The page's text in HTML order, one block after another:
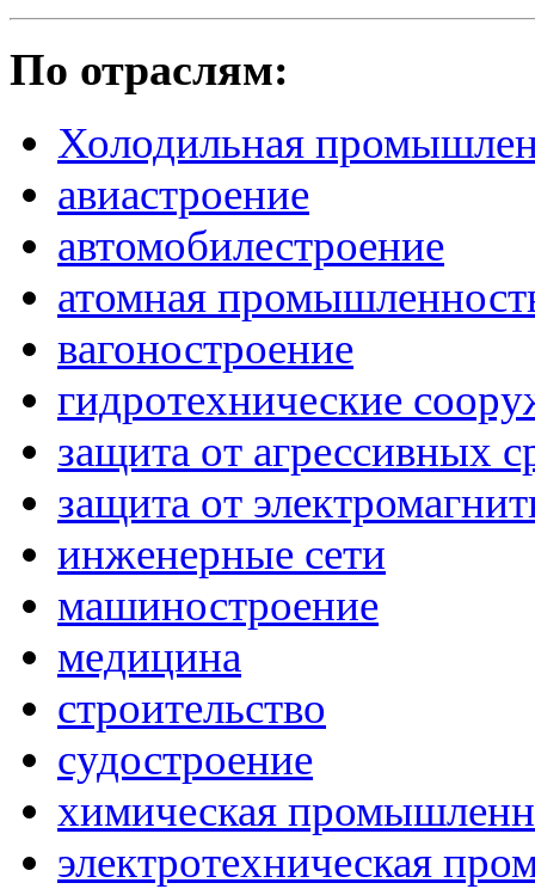
По отраслям:
Холодильная
авиастроение
автомобилестроение
атомная
вагоностроение
гидротехнические
защита от агрессивных
защита от
инженерные сети
машиностроение
медицина
строительство
судостроение
химическая
электротехническая